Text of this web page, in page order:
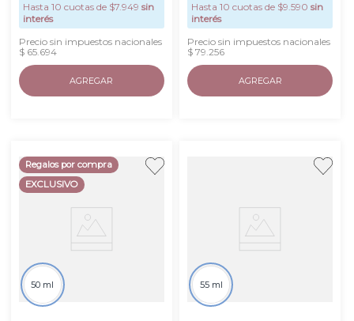
Hasta 10 cuotas de $7.949 sin
interés
Precio sin impuestos nacionales
$ 65.694
AGREGAR
Hasta10 cuotas de $9.590 sin
interés
Precio sin impuestos nacionales
$ 79.256
AGREGAR
Regalos por compra
EXCLUSIVO
50 ml 55 ml